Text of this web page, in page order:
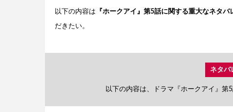
以下の内容は 『ホークアイ』第5話に関する重大なネタバ
だきたい。
ネタバ
以下の内容は、ドラマ『ホークアイ』第